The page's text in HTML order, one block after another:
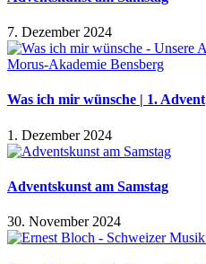
7. Dezember 2024
Was ich mir wünsche | 1. Advent
1. Dezember 2024
Adventskunst am Samstag
30. November 2024